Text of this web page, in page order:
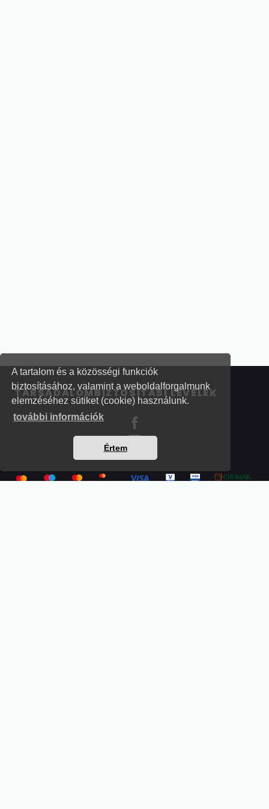
A tartalom és a közösségi funkciók
biztosításához, valamint a weboldalforgalmunk
elemzéséhez sütiket (cookie) használunk.
további információk
Értem
TÁRSADALOMBIZTOSÍTÁSI LEVELEK